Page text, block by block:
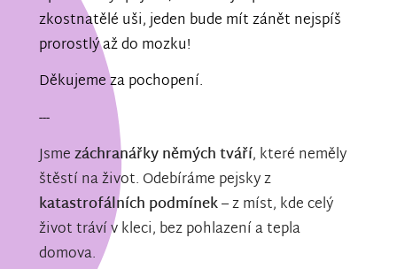
zkostnatělé uši, jeden bude mít zánět nejspíš
prorostlý až do mozku!
Děkujeme za pochopení.
---
Jsmezáchranářky němých tváří, které neměly
štěstí na život. Odebíráme pejsky z
katastrofálních podmínek– z míst, kde celý
život tráví v kleci, bez pohlazení a tepla
domova.